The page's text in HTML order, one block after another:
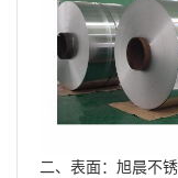
二、表面：旭晨不